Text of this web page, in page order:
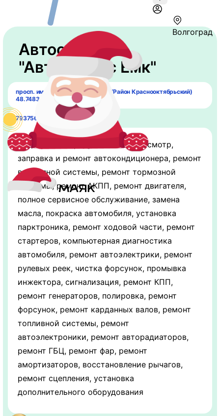
Волгоград
Автосервис
"Автосервис Емк"
просп. имени В.И. Ленина, 98Л/1 (Район Краснооктябрьский)
48.748347, 44.55192.
79375608506
Виды работ: Предрейсовый техосмотр,
заправка и ремонт автокондиционера, ремонт
выхлопной системы, ремонт тормозной
системы, ремонт АКПП, ремонт двигателя,
полное сервисное обслуживание, замена
масла, покраска автомобиля, установка
парктроника, ремонт ходовой части, ремонт
стартеров, компьютерная диагностика
автомобиля, ремонт автоэлектрики, ремонт
рулевых реек, чистка форсунок, промывка
инжектора, сигнализация, ремонт КПП,
ремонт генераторов, полировка, ремонт
форсунок, ремонт карданных валов, ремонт
топливной системы, ремонт
автоэлектроники, ремонт авторадиаторов,
ремонт ГБЦ, ремонт фар, ремонт
амортизаторов, восстановление рычагов,
ремонт сцепления, установка
дополнительного оборудования